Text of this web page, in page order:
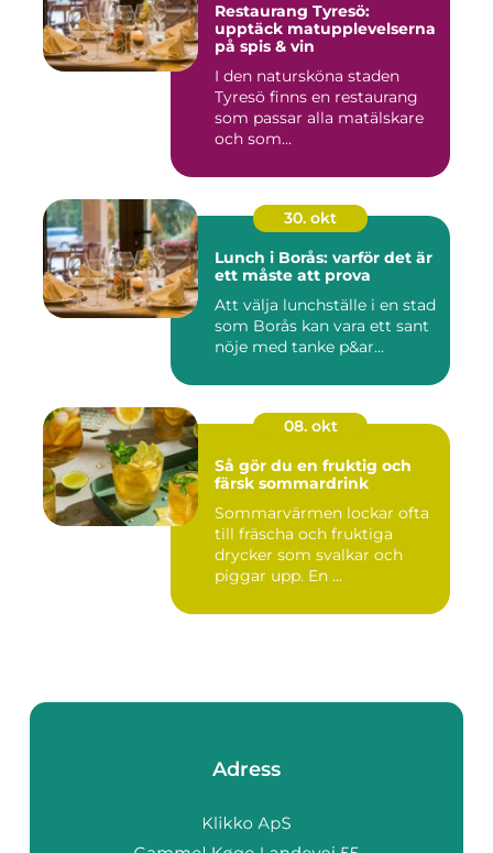
Restaurang Tyresö:
upptäck matupplevelserna
på spis & vin
I den natursköna staden
Tyresö finns en restaurang
som passar alla matälskare
och som...
30. okt
Lunch i Borås: varför det är
ett måste att prova
Att välja lunchställe i en stad
som Borås kan vara ett sant
nöje med tanke p&ar...
08. okt
Så gör du en fruktig och
färsk sommardrink
Sommarvärmen lockar ofta
till fräscha och fruktiga
drycker som svalkar och
piggar upp. En ...
Adress